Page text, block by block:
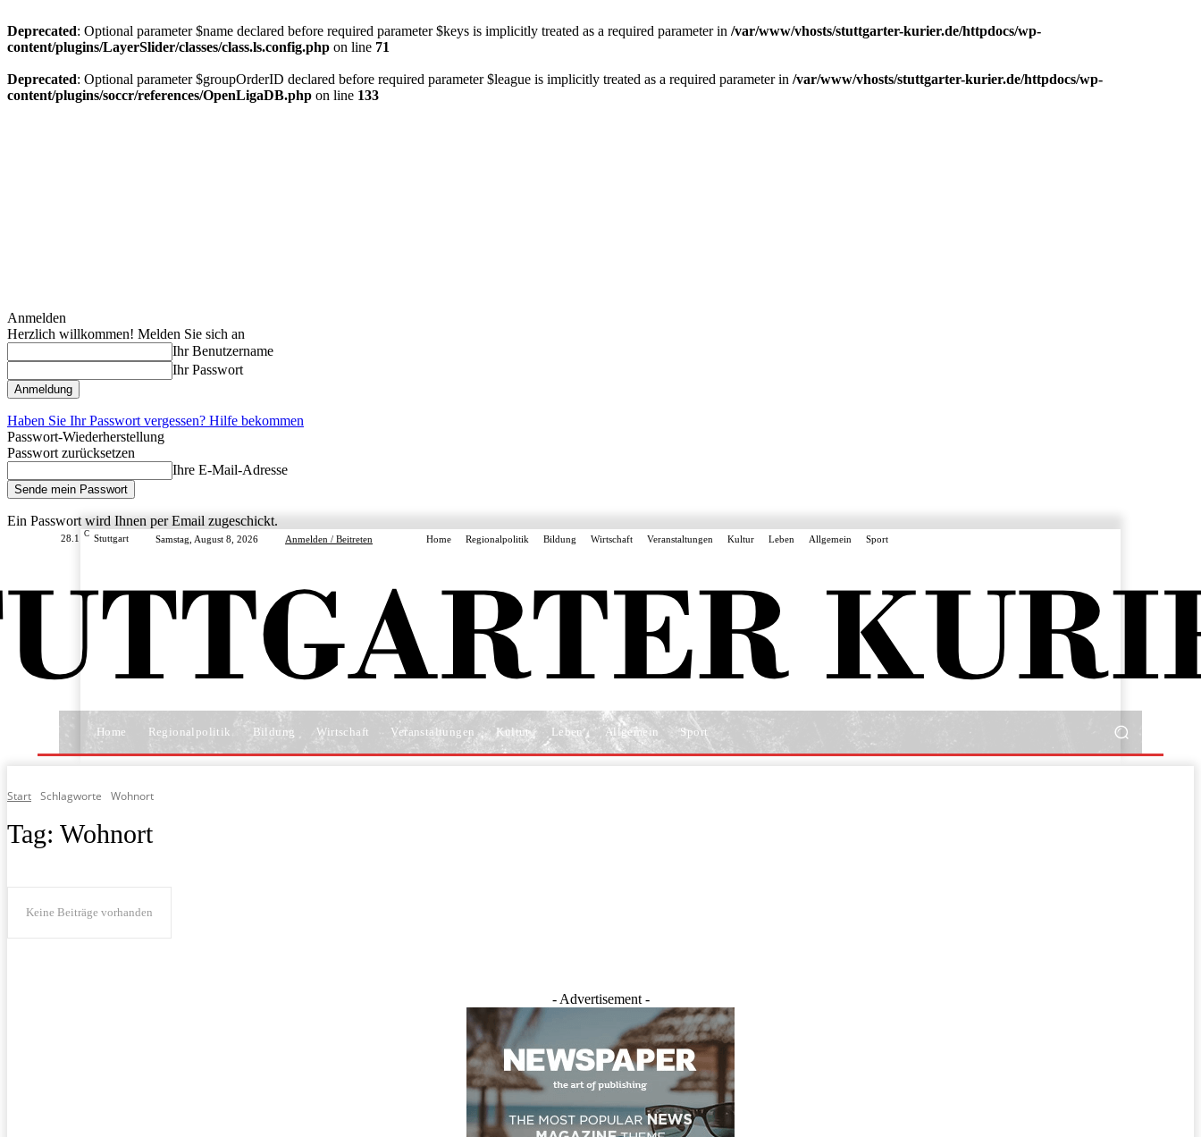
Deprecated: Optional parameter $name declared before required parameter $keys is implicitly treated as a required parameter in /var/www/vhosts/stuttgarter-kurier.de/httpdocs/wp-
content/plugins/LayerSlider/classes/class.ls.config.php on line 71
Deprecated: Optional parameter $groupOrderID declared before required parameter $league is implicitly treated as a required parameter in /var/www/vhosts/stuttgarter-kurier.de/httpdocs/wp-
content/plugins/soccr/references/OpenLigaDB.php on line 133
Anmelden
Herzlich willkommen! Melden Sie sich an
Ihr Benutzername
Ihr Passwort
Haben Sie Ihr Passwort vergessen? Hilfe bekommen
Passwort-Wiederherstellung
Passwort zurücksetzen
Ihre E-Mail-Adresse
Ein Passwort wird Ihnen per Email zugeschickt.
28.1 C Stuttgart Samstag, August 8, 2026 Anmelden / Beitreten Home Regionalpolitik Bildung Wirtschaft Veranstaltungen Kultur Leben Allgemein Sport
Home Regionalpolitik Bildung Wirtschaft Veranstaltungen Kultur Leben Allgemein Sport
Start Schlagworte Wohnort
Tag: Wohnort
Keine Beiträge vorhanden
- Advertisement -